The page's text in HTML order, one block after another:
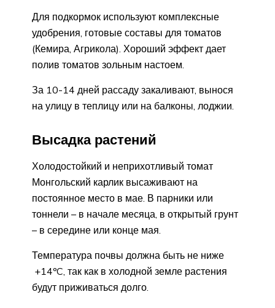
Для подкормок используют комплексные
удобрения, готовые составы для томатов
(Кемира, Агрикола). Хороший эффект дает
полив томатов зольным настоем.
За 10-14 дней рассаду закаливают, вынося
на улицу в теплицу или на балконы, лоджии.
Высадка растений
Холодостойкий и неприхотливый томат
Монгольский карлик высаживают на
постоянное место в мае. В парники или
тоннели – в начале месяца, в открытый грунт
– в середине или конце мая.
Температура почвы должна быть не ниже
+14ºC, так как в холодной земле растения
будут приживаться долго.